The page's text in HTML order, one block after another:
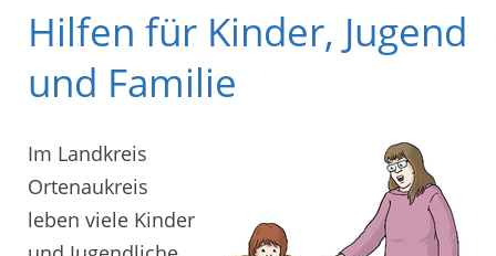
Hilfen für Kinder, Jugend
und Familie
Im Landkreis
Ortenaukreis
leben viele Kinder